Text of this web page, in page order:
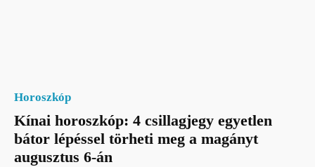
Horoszkóp
Kínai horoszkóp: 4 csillagjegy egyetlen
bátor lépéssel törheti meg a magányt
augusztus 6-án